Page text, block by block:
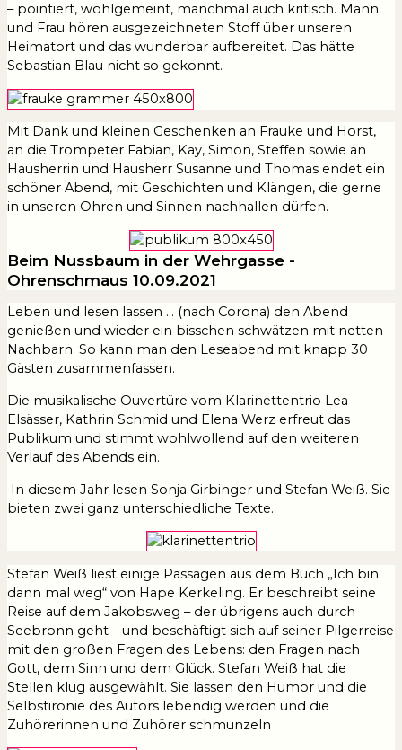
– pointiert, wohlgemeint, manchmal auch kritisch. Mann
und Frau hören ausgezeichneten Stoff über unseren
Heimatort und das wunderbar aufbereitet. Das hätte
Sebastian Blau nicht so gekonnt.
Mit Dank und kleinen Geschenken an Frauke und Horst,
an die Trompeter Fabian, Kay, Simon, Steffen sowie an
Hausherrin und Hausherr Susanne und Thomas endet ein
schöner Abend, mit Geschichten und Klängen, die gerne
in unseren Ohren und Sinnen nachhallen dürfen.
Beim Nussbaum in der Wehrgasse -
Ohrenschmaus 10.09.2021
Leben und lesen lassen … (nach Corona) den Abend
genießen und wieder ein bisschen schwätzen mit netten
Nachbarn. So kann man den Leseabend mit knapp 30
Gästen zusammenfassen.
Die musikalische Ouvertüre vom Klarinettentrio Lea
Elsässer, Kathrin Schmid und Elena Werz erfreut das
Publikum und stimmt wohlwollend auf den weiteren
Verlauf des Abends ein.
In diesem Jahr lesen Sonja Girbinger und Stefan Weiß. Sie
bieten zwei ganz unterschiedliche Texte.
Stefan Weiß liest einige Passagen aus dem Buch „Ich bin
dann mal weg“ von Hape Kerkeling. Er beschreibt seine
Reise auf dem Jakobsweg – der übrigens auch durch
Seebronn geht – und beschäftigt sich auf seiner Pilgerreise
mit den großen Fragen des Lebens: den Fragen nach
Gott, dem Sinn und dem Glück. Stefan Weiß hat die
Stellen klug ausgewählt. Sie lassen den Humor und die
Selbstironie des Autors lebendig werden und die
Zuhörerinnen und Zuhörer schmunzeln